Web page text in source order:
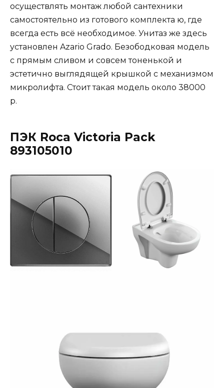
осуществлять монтаж любой сантехники
самостоятельно из готового комплекта ю, где
всегда есть всё необходимое. Унитаз же здесь
установлен Azario Grado. Безободковая модель
с прямым сливом и совсем тоненькой и
эстетично выглядящей крышкой с механизмом
микролифта. Стоит такая модель около 38000
р.
ПЭК Roca Victoria Pack
893105010